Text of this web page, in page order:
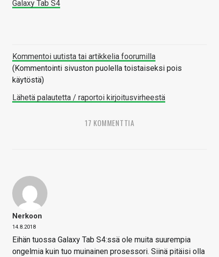
Galaxy Tab S4
Kommentoi uutista tai artikkelia foorumilla
(Kommentointi sivuston puolella toistaiseksi pois
käytöstä)
Lähetä palautetta / raportoi kirjoitusvirheestä
17 KOMMENTTIA
Nerkoon
14.8.2018
Eihän tuossa Galaxy Tab S4:ssä ole muita suurempia
ongelmia kuin tuo muinainen prosessori. Siinä pitäisi olla